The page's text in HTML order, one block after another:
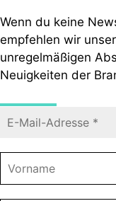
Wenn du keine
empfehlen wir
unregelmäßigen
Neuigkeiten der